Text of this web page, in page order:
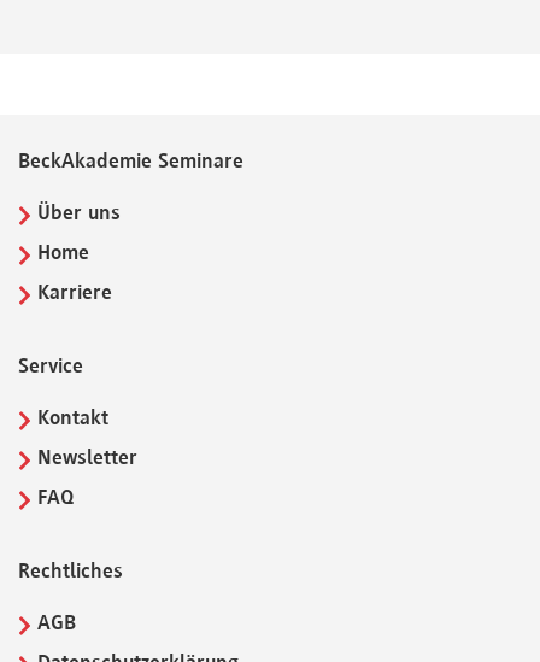
BeckAkademie Seminare
Über uns
Home
Karriere
Service
Kontakt
Newsletter
FAQ
Rechtliches
AGB